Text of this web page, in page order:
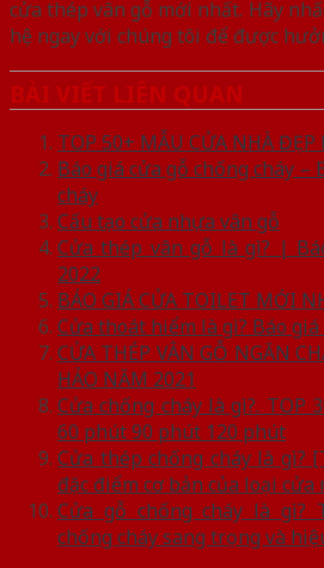
cửa thép vân gỗ mới nhất. Hãy
hệ ngay với chúng tôi để được
BÀI VIẾT LIÊN QUAN
TOP 50+ MẪU CỬA NHÀ
Báo giá cửa gỗ chống cháy –
cháy
Cấu tạo cửa nhựa vân gỗ
Cửa thép vân gỗ là gì? |
2022
BÁO GIÁ CỬA TOILET MỚI
Cửa thoát hiểm là gì? Báo
CỬA THÉP VÂN GỖ NGĂN
HẢO NĂM 2021
Cửa chống cháy là gì?. TOP
60 phút 90 phút 120 phút
Cửa thép chống cháy là gì?
đặc điểm cơ bản của loại cửa
Cửa gỗ chống cháy là gì?
chống cháy sang trọng và